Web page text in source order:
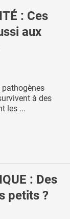
: Ces
aux
pathogènes
à des
les ...
: Des
petits ?